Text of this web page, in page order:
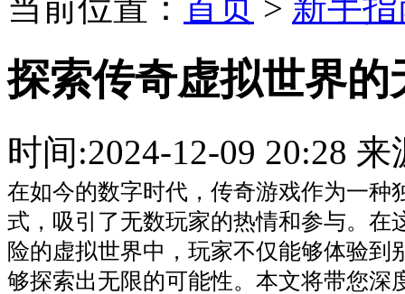
探索传奇虚拟世界的
时间:2024-12-09 20:28
在如今的数字时代，传奇游戏作为一种
式，吸引了无数玩家的热情和参与。在
险的虚拟世界中，玩家不仅能够体验到
够探索出无限的可能性。本文将带您深